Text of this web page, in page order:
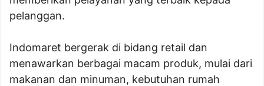
pelanggan.
Indomaret bergerak di bidang retail dan
menawarkan berbagai macam produk, mulai dari
makanan dan minuman, kebutuhan rumah